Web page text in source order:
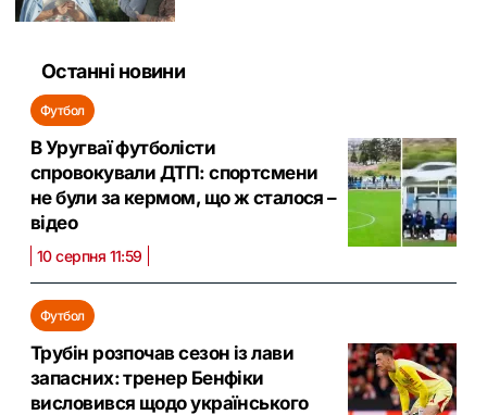
Останні новини
Футбол
В Уругваї футболісти
спровокували ДТП: спортсмени
не були за кермом, що ж сталося –
відео
10 серпня 11:59
Футбол
Трубін розпочав сезон із лави
запасних: тренер Бенфіки
висловився щодо українського